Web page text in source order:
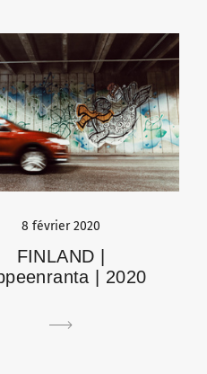
8 février 2020
FINLAND |
| 2020